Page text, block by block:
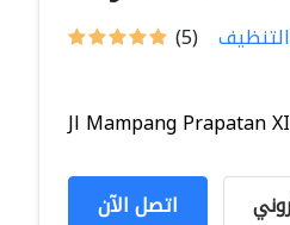
(5)
Jl Mampang Prapatan
اتصل الآن